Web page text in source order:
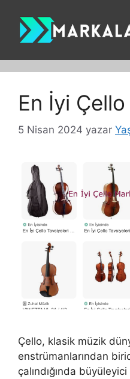
En İyi
5 Nisan 2024 yazar
Çello, klasik müzik
enstrümanlarından
çalındığında